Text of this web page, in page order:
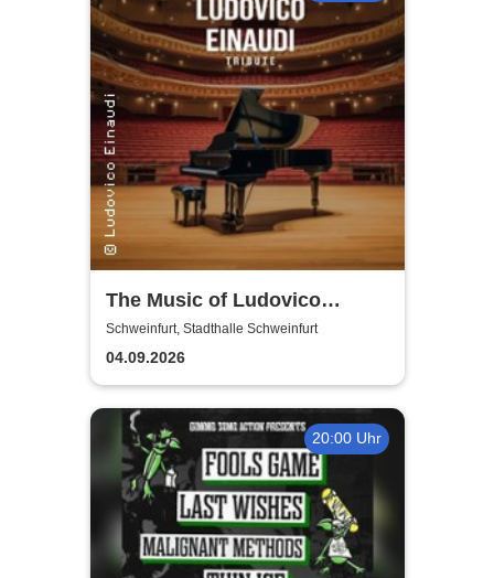
The Music of Ludovico
Einaudi: Tribute-
Klavierkonzert - Ludovico
Einaudi Tribute bei
Kerzenschein
Schweinfurt, Stadthalle Schweinfurt
04.09.2026
20:00 Uhr